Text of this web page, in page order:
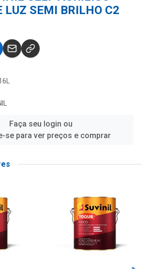
LUZ SEMI BRILHO C2
Faça seu login ou
se para ver preços e comprar